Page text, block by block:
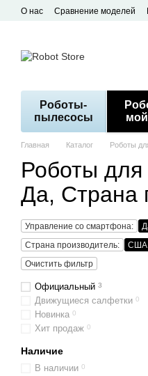
Перейти к основному
О нас Сравнение моделей
Роботы-
пылесосы
Главная Каталог Роботы
Роботы
Да, Страна
Управление со смартфона:
Страна производитель:
США
Очистить фильтр
Официальный 3
Движущиеся салфетки 0
Новинка 0
Хит продаж 0
Наличие
В наличии 0